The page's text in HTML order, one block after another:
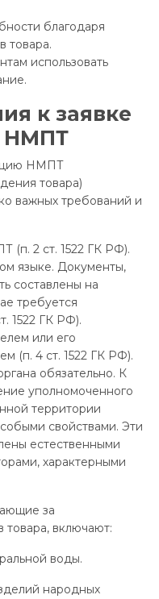
благодаря
товара.
использовать
к заявке
НМПТ
НМПТ
товара)
важных требований и
(п. 2 ст. 1522 ГК РФ).
языке. Документы,
составлены на
требуется
1522 ГК РФ).
или его
(п. 4 ст. 1522 ГК РФ).
обязательно. К
уполномоченного
территории
свойствами. Эти
естественными
характерными
за
включают:
воды.
народных